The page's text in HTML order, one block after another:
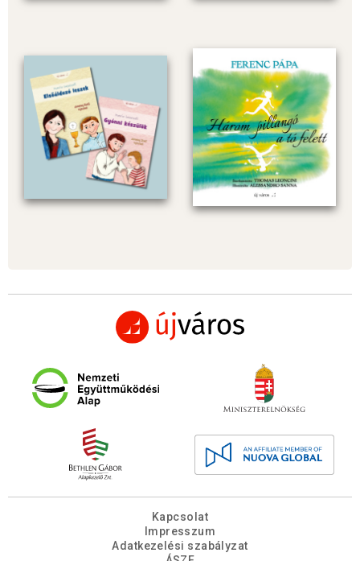
Kapcsolat
Impresszum
Adatkezelési szabályzat